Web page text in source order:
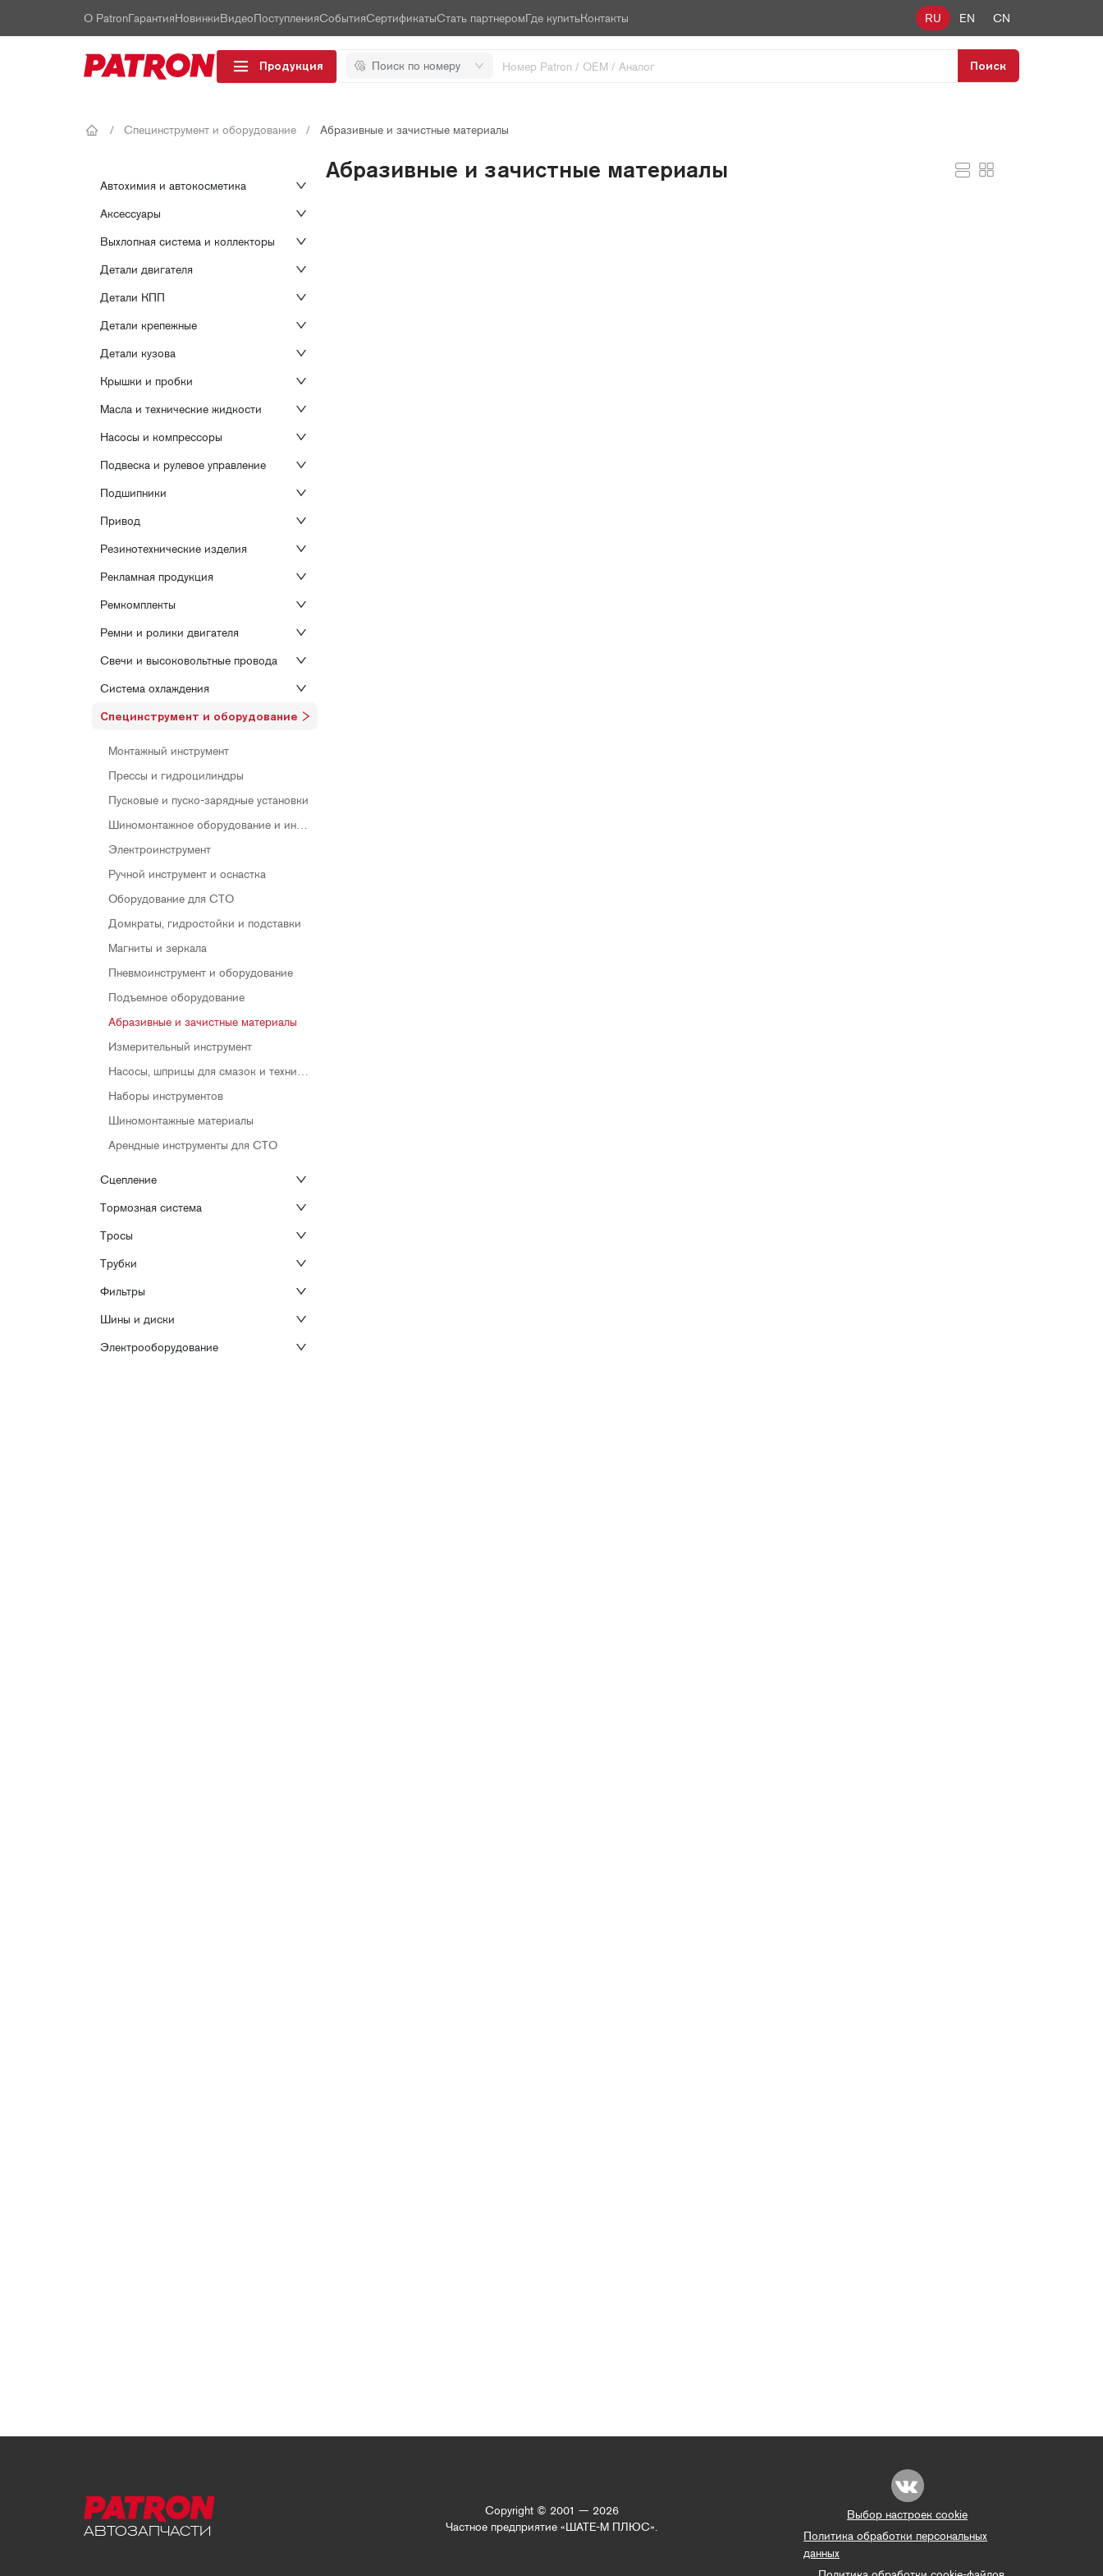
О PatronГарантияНовинкиВидеоПоступленияСобытияСертификатыСтать партнеромГде купитьКонтакты RU EN CN
Продукция Поиск по номеру Поиск
/ Специнструмент и оборудование / Абразивные и зачистные материалы
Автохимия и автокосметика
Аксессуары
Выхлопная система и коллекторы
Детали двигателя
Детали КПП
Детали крепежные
Детали кузова
Крышки и пробки
Масла и технические жидкости
Насосы и компрессоры
Подвеска и рулевое управление
Подшипники
Привод
Резинотехнические изделия
Рекламная продукция
Ремкомплекты
Ремни и ролики двигателя
Свечи и высоковольтные провода
Система охлаждения
Специнструмент и оборудование
Монтажный инструмент
Прессы и гидроцилиндры
Пусковые и пуско-зарядные установки
Шиномонтажное оборудование и инструменты
Электроинструмент
Ручной инструмент и оснастка
Оборудование для СТО
Домкраты, гидростойки и подставки
Магниты и зеркала
Пневмоинструмент и оборудование
Подъемное оборудование
Абразивные и зачистные материалы
Измерительный инструмент
Насосы, шприцы для смазок и технических жидкостей
Наборы инструментов
Шиномонтажные материалы
Арендные инструменты для СТО
Сцепление
Тормозная система
Тросы
Трубки
Фильтры
Шины и диски
Электрооборудование
Абразивные и зачистные материалы
АВТОЗАПЧАСТИ
Copyright © 2001 — 2026
Частное предприятие «ШАТЕ-М ПЛЮС».
Выбор настроек cookie
Политика обработки персональных
данных